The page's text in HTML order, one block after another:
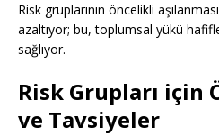
Risk gruplarının öncelikli
azaltıyor; bu, toplumsal yükü
sağlıyor.
Risk Grupları için
ve Tavsiyeler